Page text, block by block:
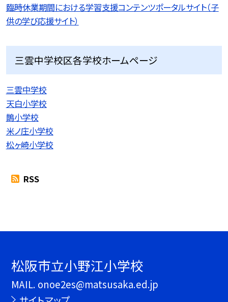
臨時休業期間における学習支援コンテンツポータルサイト（子
供の学び応援サイト）
三雲中学校区各学校ホームページ
三雲中学校
天白小学校
鵲小学校
米ノ庄小学校
松ヶ崎小学校
RSS
松阪市立小野江小学校
MAIL. onoe2es@matsusaka.ed.jp